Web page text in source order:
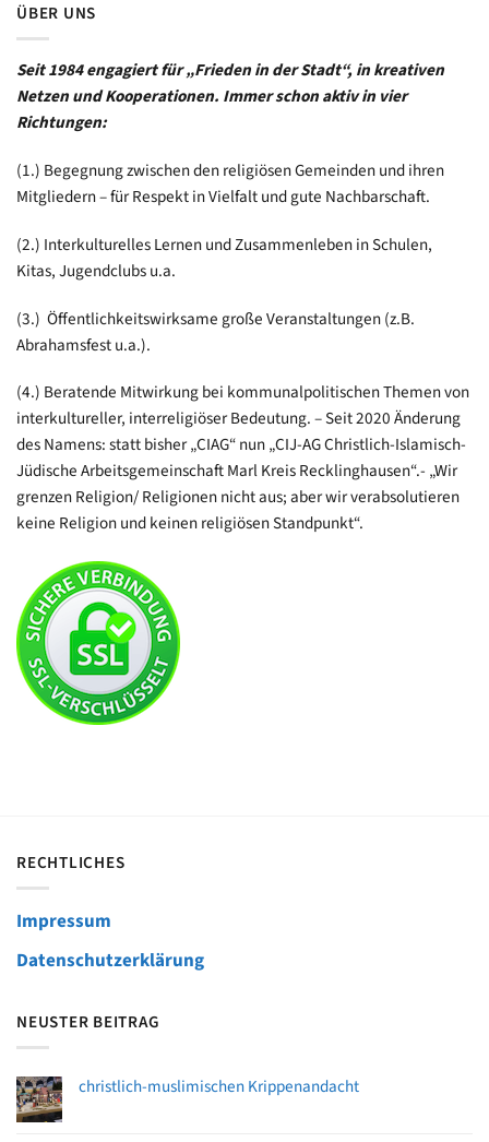
ÜBER UNS
Seit 1984 engagiert für „Frieden in der Stadt“, in kreativen
Netzen und Kooperationen. Immer schon aktiv in vier
Richtungen:
(1.) Begegnung zwischen den religiösen Gemeinden und ihren
Mitgliedern – für Respekt in Vielfalt und gute Nachbarschaft.
(2.) Interkulturelles Lernen und Zusammenleben in Schulen,
Kitas, Jugendclubs u.a.
(3.) Öffentlichkeitswirksame große Veranstaltungen (z.B.
Abrahamsfest u.a.).
(4.) Beratende Mitwirkung bei kommunalpolitischen Themen von
interkultureller, interreligiöser Bedeutung. – Seit 2020 Änderung
des Namens: statt bisher „CIAG“ nun „CIJ-AG Christlich-Islamisch-
Jüdische Arbeitsgemeinschaft Marl Kreis Recklinghausen“.- „Wir
grenzen Religion/ Religionen nicht aus; aber wir verabsolutieren
keine Religion und keinen religiösen Standpunkt“.
RECHTLICHES
Impressum
Datenschutzerklärung
NEUSTER BEITRAG
christlich-muslimischen Krippenandacht